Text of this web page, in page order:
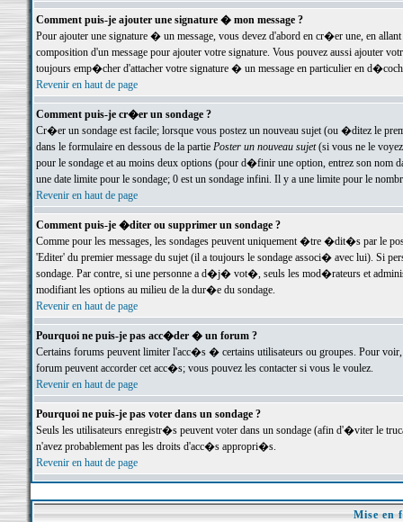
Comment puis-je ajouter une signature � mon message ?
Pour ajouter une signature � un message, vous devez d'abord en cr�er une, en
composition d'un message pour ajouter votre signature. Vous pouvez aussi ajouter
toujours emp�cher d'attacher votre signature � un message en particulier en
Revenir en haut de page
Comment puis-je cr�er un sondage ?
Cr�er un sondage est facile; lorsque vous postez un nouveau sujet (ou �ditez le
dans le formulaire en dessous de la partie Poster un nouveau sujet(si vous ne le voyez
pour le sondage et au moins deux options (pour d�finir une option, entrez son nom
une date limite pour le sondage; 0 est un sondage infini. Il y a une limite pour le
Revenir en haut de page
Comment puis-je �diter ou supprimer un sondage ?
Comme pour les messages, les sondages peuvent uniquement �tre �dit�s par le
'Editer' du premier message du sujet (il a toujours le sondage associ� avec lui). Si
sondage. Par contre, si une personne a d�j� vot�, seuls les mod�rateurs et
modifiant les options au milieu de la dur�e du sondage.
Revenir en haut de page
Pourquoi ne puis-je pas acc�der � un forum ?
Certains forums peuvent limiter l'acc�s � certains utilisateurs ou groupes. Pour
forum peuvent accorder cet acc�s; vous pouvez les contacter si vous le voulez.
Revenir en haut de page
Pourquoi ne puis-je pas voter dans un sondage ?
Seuls les utilisateurs enregistr�s peuvent voter dans un sondage (afin d'�viter le
n'avez probablement pas les droits d'acc�s appropri�s.
Revenir en haut de page
Mise en